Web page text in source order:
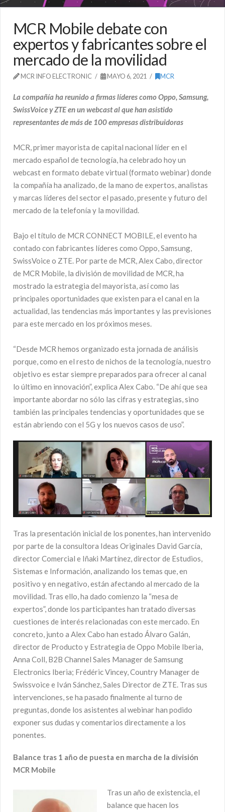
MCR Mobile debate con
expertos y fabricantes sobre el
mercado de la movilidad
MCR INFO ELECTRONIC MAYO 6, 2021 MCR
La compañía ha reunido a firmas líderes como Oppo, Samsung,
SwissVoice y ZTE en un webcast al que han asistido
representantes de más de 100 empresas distribuidoras
MCR, primer mayorista de capital nacional líder en el
mercado español de tecnología, ha celebrado hoy un
webcast en formato debate virtual (formato webinar) donde
la compañía ha analizado, de la mano de expertos, analistas
y marcas líderes del sector el pasado, presente y futuro del
mercado de la telefonía y la movilidad.
Bajo el título de MCR CONNECT MOBILE, el evento ha
contado con fabricantes líderes como Oppo, Samsung,
SwissVoice o ZTE. Por parte de MCR, Alex Cabo, director
de MCR Mobile, la división de movilidad de MCR, ha
mostrado la estrategia del mayorista, así como las
principales oportunidades que existen para el canal en la
actualidad, las tendencias más importantes y las previsiones
para este mercado en los próximos meses.
“Desde MCR hemos organizado esta jornada de análisis
porque, como en el resto de nichos de la tecnología, nuestro
objetivo es estar siempre preparados para ofrecer al canal
lo último en innovación”, explica Alex Cabo. “De ahí que sea
importante abordar no sólo las cifras y estrategias, sino
también las principales tendencias y oportunidades que se
están abriendo con el 5G y los nuevos casos de uso”.
Tras la presentación inicial de los ponentes, han intervenido
por parte de la consultora Ideas Originales David García,
director Comercial e Iñaki Martínez, director de Estudios,
Sistemas e Información, analizando los temas que, en
positivo y en negativo, están afectando al mercado de la
movilidad. Tras ello, ha dado comienzo la “mesa de
expertos”, donde los participantes han tratado diversas
cuestiones de interés relacionadas con este mercado. En
concreto, junto a Alex Cabo han estado Álvaro Galán,
director de Producto y Estrategia de Oppo Mobile Iberia,
Anna Coll, B2B Channel Sales Manager de Samsung
Electronics Iberia; Frédéric Vincey, Country Manager de
Swissvoice e Iván Sánchez, Sales Director de ZTE. Tras sus
intervenciones, se ha pasado finalmente al turno de
preguntas, donde los asistentes al webinar han podido
exponer sus dudas y comentarios directamente a los
ponentes.
Balance tras 1 año de puesta en marcha de la división
MCR Mobile
Tras un año de existencia, el
balance que hacen los